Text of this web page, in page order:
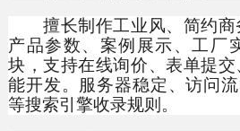
擅长制作工业风、简约商
产品参数、案例展示、工厂
块，支持在线询价、表单提
能开发。服务器稳定、访问
等搜索引擎收录规则。